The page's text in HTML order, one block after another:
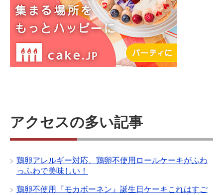
アクセスの多い記事
鶏卵アレルギー対応、鶏卵不使用ロールケーキがふわ
っふわで美味しい！
鶏卵不使用『モカボーネン』誕生日ケーキこれはすご